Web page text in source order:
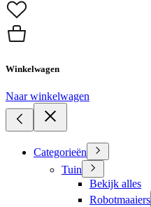
Winkelwagen
Naar winkelwagen
Categorieën
Tuin
Bekijk alles
Robotmaaiers